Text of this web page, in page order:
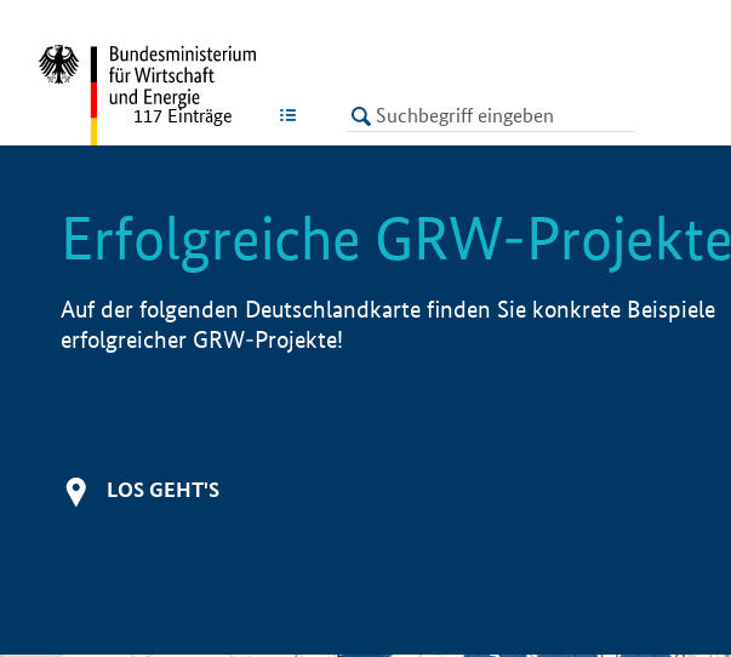
LISTE
117 Einträge
Erfolgreiche GRW-Projekte
Auf der folgenden Deutschlandkarte finden Sie konkrete Beispiele
erfolgreicher GRW-Projekte!
LOS GEHT'S